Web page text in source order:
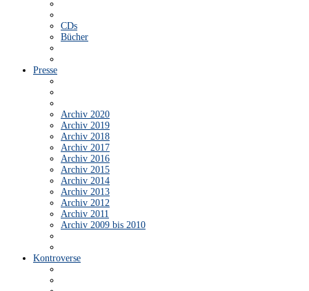
CDs
Bücher
Presse
Archiv 2020
Archiv 2019
Archiv 2018
Archiv 2017
Archiv 2016
Archiv 2015
Archiv 2014
Archiv 2013
Archiv 2012
Archiv 2011
Archiv 2009 bis 2010
Kontroverse